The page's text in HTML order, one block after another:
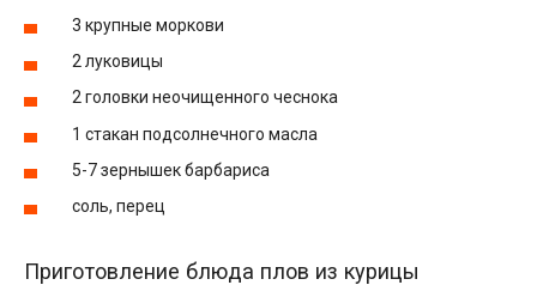
3 крупные моркови
2 луковицы
2 головки неочищенного чеснока
1 стакан подсолнечного масла
5-7 зернышек барбариса
соль, перец
Приготовление блюда плов из курицы